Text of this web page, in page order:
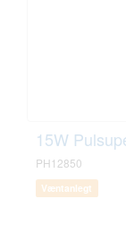
15W
PH12850
Væntanlegt